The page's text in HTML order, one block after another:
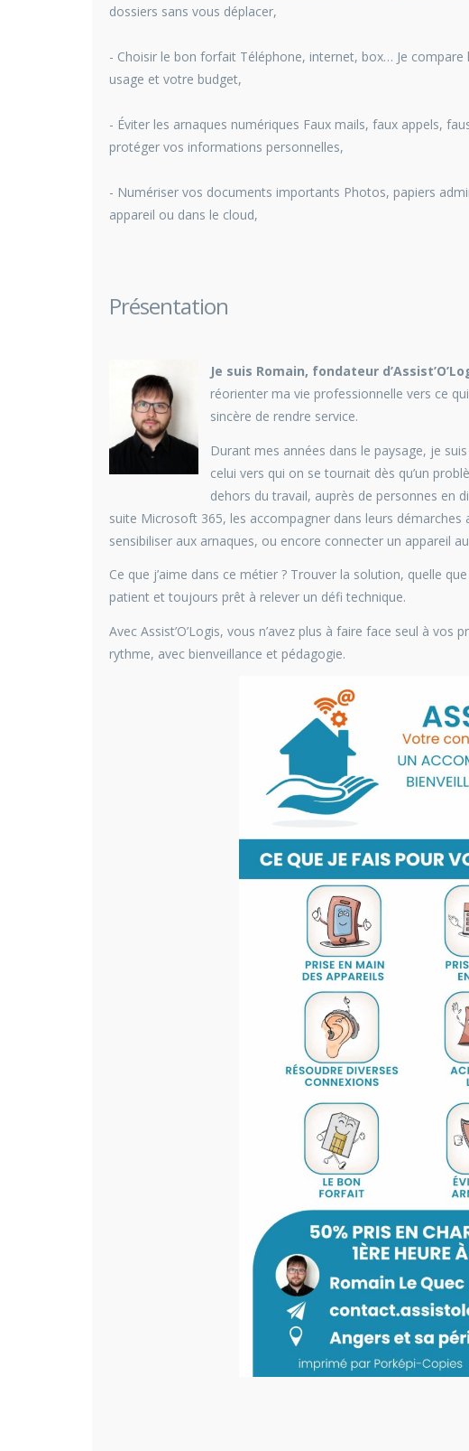
dossiers sans vous déplacer,
- Choisir le bon forfait Téléphone, internet, box… Je
usage et votre budget,
- Éviter les arnaques numériques Faux mails, faux appels,
protéger vos informations personnelles,
- Numériser vos documents importants Photos, papiers
appareil ou dans le cloud,
Présentation
Je suis Romain, fondateur
réorienter ma vie professionnelle vers ce
sincère de rendre service.
Durant mes années dans le paysage, je
celui vers qui on se tournait dès qu’un
dehors du travail, auprès de personnes en
suite Microsoft 365, les accompagner dans leurs
sensibiliser aux arnaques, ou encore connecter un appareil
Ce que j’aime dans ce métier ? Trouver la solution, quelle
patient et toujours prêt à relever un défi technique.
Avec Assist’O’Logis, vous n’avez plus à faire face seul à
rythme, avec bienveillance et pédagogie.